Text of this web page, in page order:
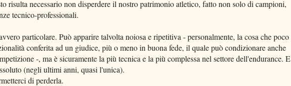
risulta necessario non disperdere il nostro patrimonio atletico, fatto non solo di campioni,
tecnico-professionali.
particolare. Può apparire talvolta noiosa e ripetitiva - personalmente, la cosa che poco
conferita ad un giudice, più o meno in buona fede, il quale può condizionare anche
-, ma è sicuramente la più tecnica e la più complessa nel settore dell'endurance. E
(negli ultimi anni, quasi l'unica).
di perderla.